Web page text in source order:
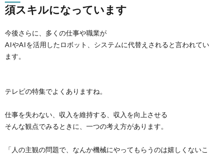
須スキルになっています
今後さらに、多くの仕事や職業が
AIやAIを活用したロボット、システムに代替えされると言われてい
ます。
テレビの特集でよくありますね。
仕事を失わない、収入を維持する、収入を向上させる
そんな観点でみるときに、一つの考え方があります。
「人の主観の問題で、なんか機械にやってもらうのは嬉しくないこ